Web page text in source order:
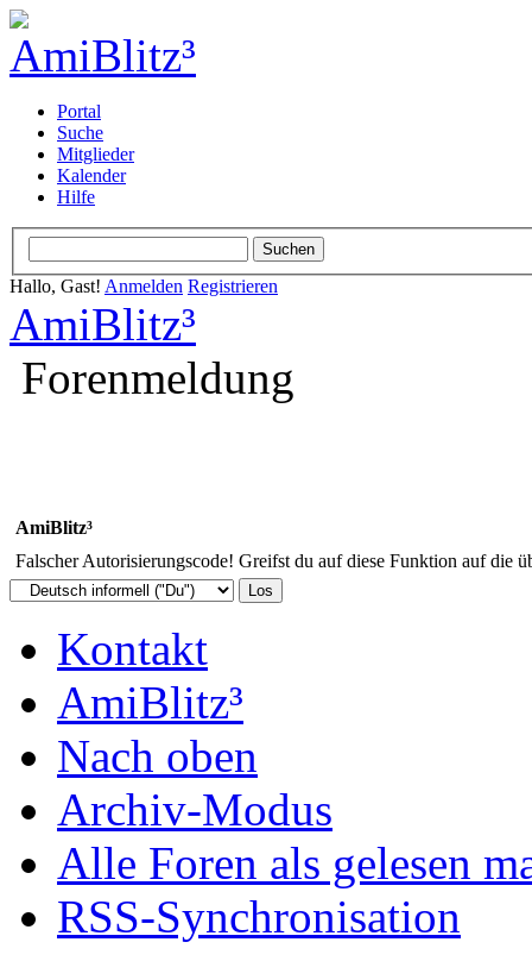
Portal
Suche
Mitglieder
Kalender
Hilfe
Hallo, Gast! Anmelden Registrieren
AmiBlitz³
Forenmeldung
AmiBlitz³
Falscher Autorisierungscode! Greifst du auf diese Funktion auf die
Kontakt
AmiBlitz³
Nach oben
Archiv-Modus
Alle Foren als gelesen
RSS-Synchronisation